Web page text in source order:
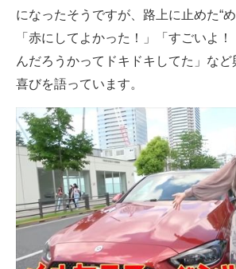
建設×テクノロジーの最前線
になったそうですが、路上に止めた“
「赤にしてよかった！」「すごいよ
んだろうかってドキドキしてた」な
喜びを語っています。